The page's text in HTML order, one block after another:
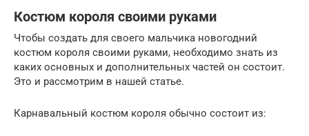
Костюм короля своими руками
Чтобы создать для своего мальчика новогодний
костюм короля своими руками, необходимо знать из
каких основных и дополнительных частей он состоит.
Это и рассмотрим в нашей статье.
Карнавальный костюм короля обычно состоит из: